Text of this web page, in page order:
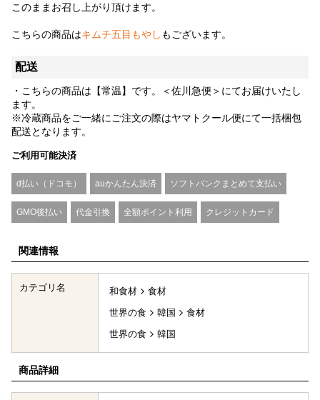
このままお召し上がり頂けます。
こちらの商品はキムチ五目もやし もございます。
配送
・こちらの商品は【常温】です。＜佐川急便＞にてお届けいたし
ます。
※冷蔵商品をご一緒にご注文の際はヤマトクール便にて一括梱包
配送となります。
ご利用可能決済
d払い（ドコモ） auかんたん決済 ソフトバンクまとめて支払い
GMO後払い 代金引換 全額ポイント利用 クレジットカード
関連情報
カテゴリ名 和食材
食材
世界の食
韓国
食材
世界の食
韓国
商品詳細